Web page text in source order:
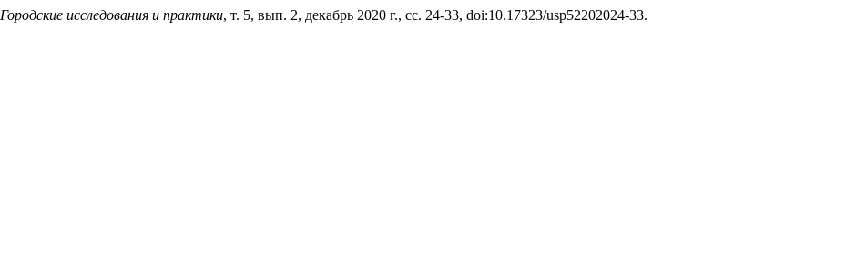
Городские исследования и практики, т. 5, вып. 2, декабрь 2020 г., сс. 24-33, doi:10.17323/usp52202024-33.